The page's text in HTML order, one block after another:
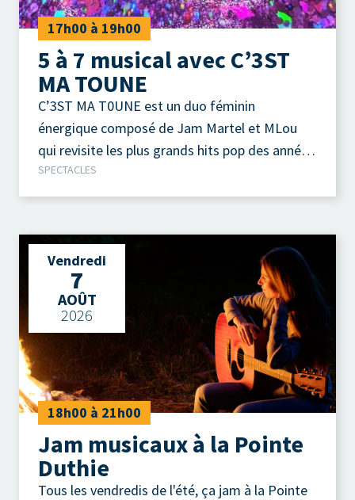
17h00 à 19h00
5 à 7 musical avec C’3ST
MA TOUNE
C’3ST MA T0UNE est un duo féminin
énergique composé de Jam Martel et MLou
qui revisite les plus grands hits pop des années
90 et 2000 à travers des medleys festifs.
SPECTACLES
Vendredi
7
AOÛT
2026
18h00 à 21h00
Jam musicaux à la Pointe
Duthie
Tous les vendredis de l'été, ça jam à la Pointe